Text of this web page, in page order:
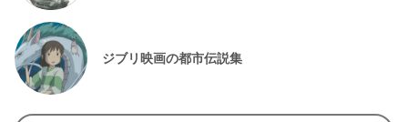
ジブリ映画の都市伝説集